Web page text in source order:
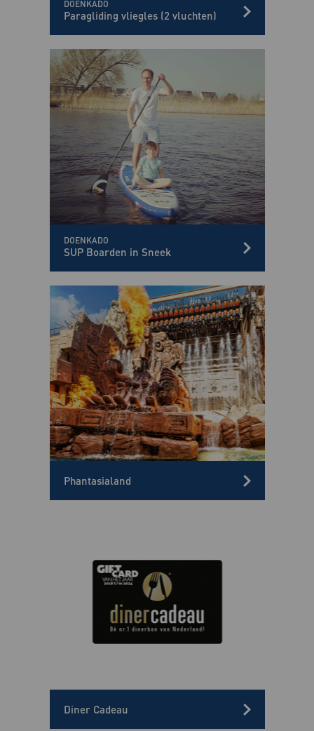
DOENKADO
Paragliding vliegles (2 vluchten)
DOENKADO
SUP Boarden in Sneek
Phantasialand
Diner Cadeau